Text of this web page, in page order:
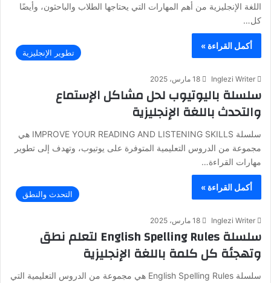
اللغة الإنجليزية من أهم المهارات التي يحتاجها الطلاب والباحثون، وأيضًا
كل…
أكمل القراءة »
تطوير الإنجليزية
Inglezi Writer 18 مارس، 2025
سلسلة باليوتيوب لحل مشاكل الإستماع
والتحدث باللغة الإنجليزية
سلسلة IMPROVE YOUR READING AND LISTENING SKILLS هي
مجموعة من الدروس التعليمية المتوفرة على يوتيوب، وتهدف إلى تطوير
مهارات القراءة…
أكمل القراءة »
التحدث والنطق
Inglezi Writer 18 مارس، 2025
سلسلة English Spelling Rules لتعلم نطق
وتهجئة كل كلمة باللغة الإنجليزية
سلسلة English Spelling Rules هي مجموعة من الدروس التعليمية التي